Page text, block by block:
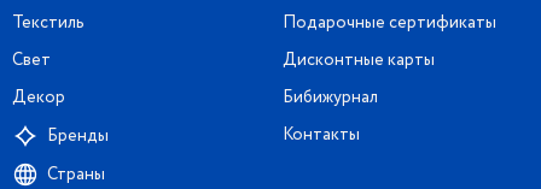
Текстиль
Свет
Декор
Бренды
Страны
Подарочные сертификаты
Дисконтные карты
Бибижурнал
Контакты